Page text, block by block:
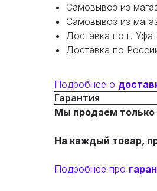
Самовывоз из
Самовывоз из
Доставка по г. Уфа
Доставка по
Подробнее о
Гарантия
Мы продаем
На каждый товар,
Подробнее про